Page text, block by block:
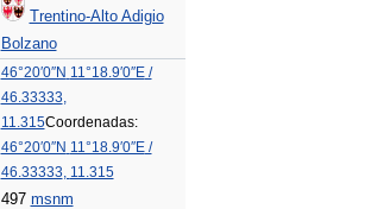
Trentino-Alto Adigio
Bolzano
46°20′0″N 11°18.9′0″E/
46.33333,
11.315Coordenadas:
46°20′0″N 11°18.9′0″E/
46.33333, 11.315
497 msnm